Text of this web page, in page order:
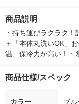
商品説明
・持ち運びラクラク！
＋「本体丸洗いOK」
温、保冷力が高い！・
商品仕様/スペック
カラー ブル